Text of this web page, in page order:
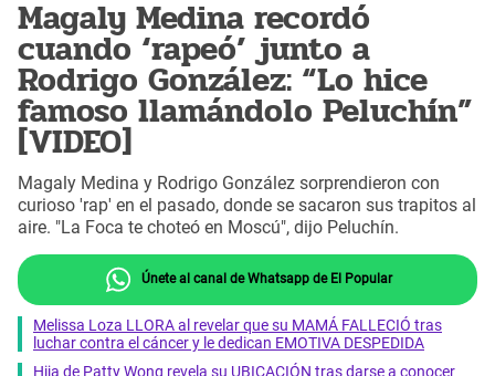
Magaly Medina recordó
cuando ‘rapeó’ junto a
Rodrigo González: “Lo hice
famoso llamándolo Peluchín”
[VIDEO]
Magaly Medina y Rodrigo González sorprendieron con
curioso 'rap' en el pasado, donde se sacaron sus trapitos al
aire. "La Foca te choteó en Moscú", dijo Peluchín.
Únete al canal de Whatsapp de El Popular
Melissa Loza LLORA al revelar que su MAMÁ FALLECIÓ tras
luchar contra el cáncer y le dedican EMOTIVA DESPEDIDA
Hija de Patty Wong revela su UBICACIÓN tras darse a conocer